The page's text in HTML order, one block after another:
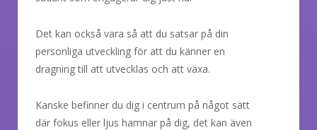
Det kan också vara så att du satsar på din
personliga utveckling för att du känner en
dragning till att utvecklas och att växa.
Kanske befinner du dig i centrum på något sätt
där fokus eller ljus hamnar på dig, det kan även